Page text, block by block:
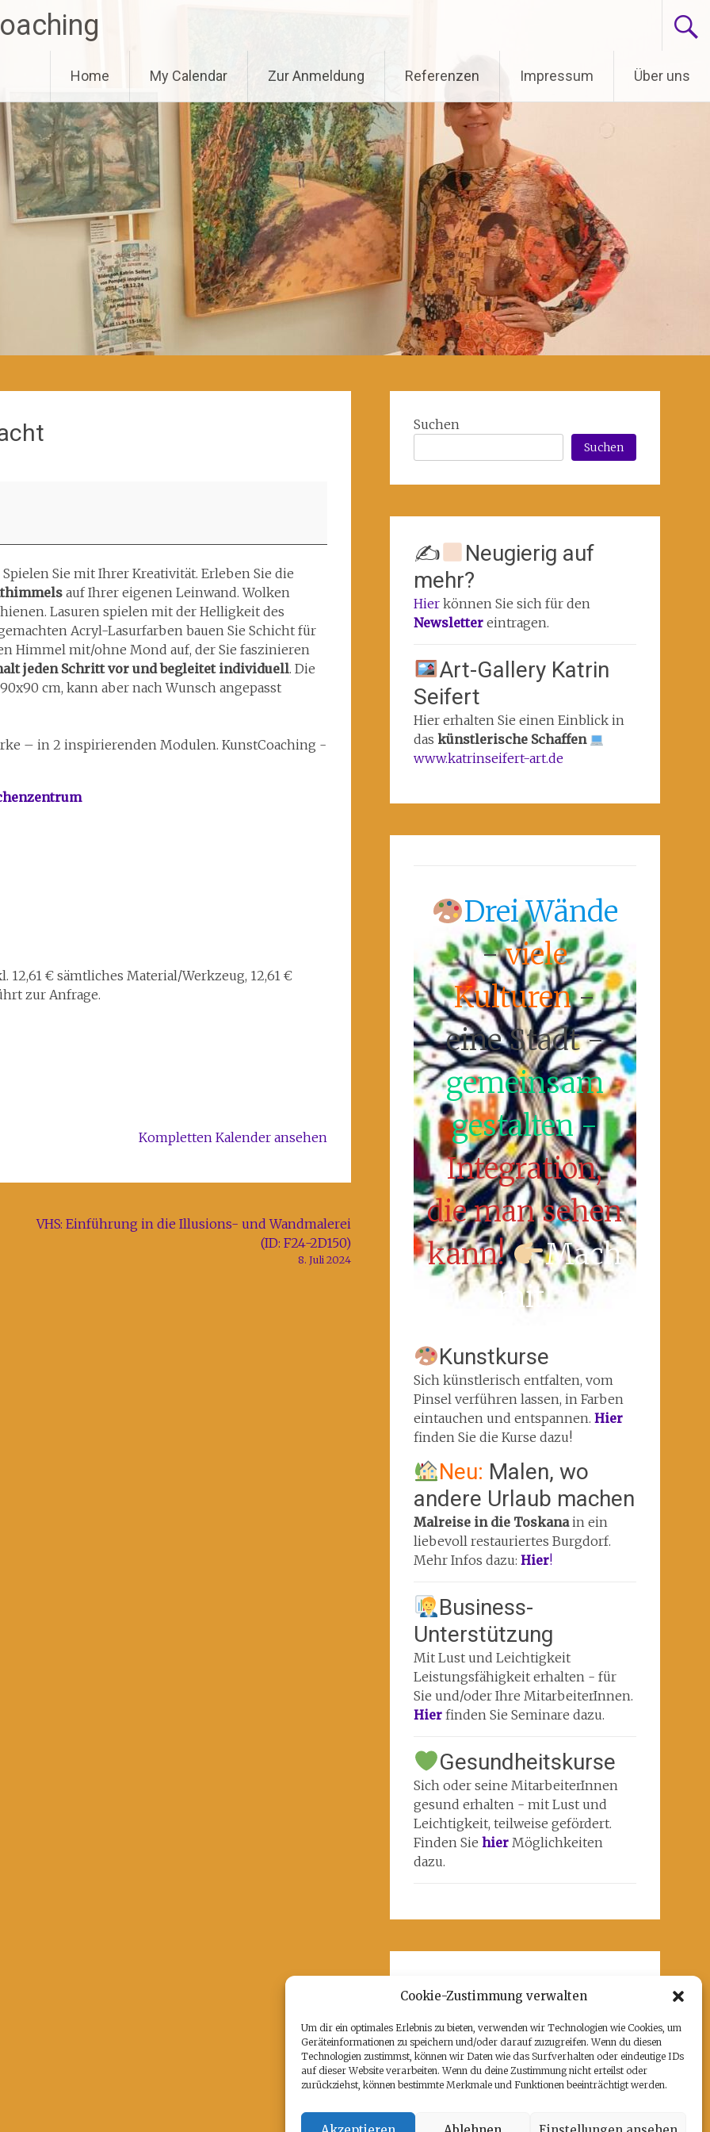
Cookie-Zustimmung verwalten
Um dir ein optimales Erlebnis zu bieten, verwenden wir Technologien wie Cookies, um
Geräteinformationen zu speichern und/oder darauf zuzugreifen. Wenn du diesen
Technologien zustimmst, können wir Daten wie das Surfverhalten oder eindeutige IDs
auf dieser Website verarbeiten. Wenn du deine Zustimmung nicht erteilst oder
zurückziehst, können bestimmte Merkmale und Funktionen beeinträchtigt werden.
Home My Calendar Zur Anmeldung Referenzen Impressum Über uns
Spielen Sie mit Ihrer Kreativität. Erleben Sie die
auf Ihrer eigenen Leinwand. Wolken
Lasuren spielen mit der Helligkeit des
Acryl-Lasurfarben bauen Sie Schicht für
Himmel mit/ohne Mond auf, der Sie faszinieren
jeden Schritt vor und begleitet individuell. Die
cm, kann aber nach Wunsch angepasst
– in 2 inspirierenden Modulen. KunstCoaching -
12,61 € sämtliches Material/Werkzeug, 12,61 €
zur Anfrage.
Kompletten Kalender ansehen
VHS: Einführung in die Illusions- und Wandmalerei
(ID: F24-2D150)
8. Juli 2024
Suchen
Suchen
✍
Neugierig auf
mehr?
Hierkönnen Sie sich für den
Newsletter eintragen.
Art-Gallery Katrin
Seifert
Hier erhalten Sie einen Einblick in
das künstlerische Schaffen
www.katrinseifert-art.de
Drei Wände
-viele
Kulturen-
eine Stadt -
gemeinsam
gestalten -
Integration,
die man sehen
kann!
Mach
mit!
Kunstkurse
Sich künstlerisch entfalten, vom
Pinsel verführen lassen, in Farben
eintauchen und entspannen. Hier
finden Sie die Kurse dazu!
Neu: Malen, wo
andere Urlaub machen
Malreise in die Toskanain ein
liebevoll restauriertes Burgdorf.
Mehr Infos dazu: Hier!
Business-
Unterstützung
Mit Lust und Leichtigkeit
Leistungsfähigkeit erhalten - für
Sie und/oder Ihre MitarbeiterInnen.
Hier finden Sie Seminare dazu.
Gesundheitskurse
Sich oder seine MitarbeiterInnen
gesund erhalten - mit Lust und
Leichtigkeit, teilweise gefördert.
Finden Sie hier Möglichkeiten
dazu.
Unsere Partner
kreative und künstlerische ♥️von
Potsdam:www.rz-potsdam.deund
mein Atelier 108